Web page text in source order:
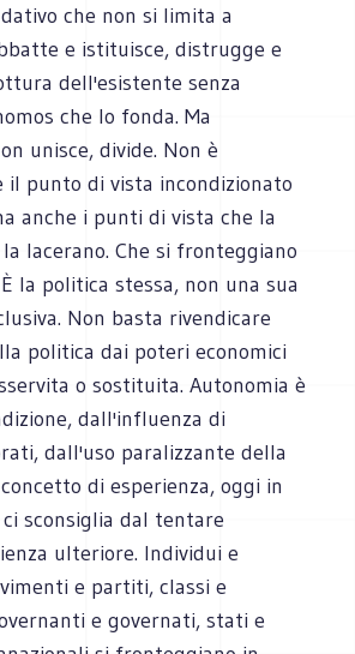
che non si limita a
e istituisce, distrugge e
dell'esistente senza
che lo fonda. Ma
unisce, divide. Non è
il punto di vista incondizionato
anche i punti di vista che la
lacerano. Che si fronteggiano
la politica stessa, non una sua
Non basta rivendicare
politica dai poteri economici
o sostituita. Autonomia è
dall'influenza di
dall'uso paralizzante della
di esperienza, oggi in
sconsiglia dal tentare
ulteriore. Individui e
e partiti, classi e
e governati, stati e